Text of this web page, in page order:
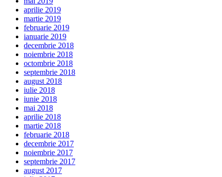
aprilie 2019
martie 2019
februarie 2019
ianuarie 2019
decembrie 2018
noiembrie 2018
octombrie 2018
septembrie 2018
august 2018
iulie 2018
iunie 2018
mai 2018
aprilie 2018
martie 2018
februarie 2018
decembrie 2017
noiembrie 2017
septembrie 2017
august 2017